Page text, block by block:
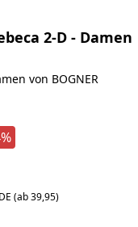
2-D - Damen
von BOGNER
(ab 39,95)